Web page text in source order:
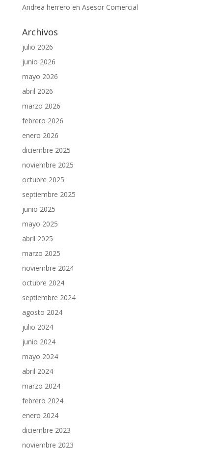
Andrea herrero en Asesor Comercial
Archivos
julio 2026
junio 2026
mayo 2026
abril 2026
marzo 2026
febrero 2026
enero 2026
diciembre 2025
noviembre 2025
octubre 2025
septiembre 2025
junio 2025
mayo 2025
abril 2025
marzo 2025
noviembre 2024
octubre 2024
septiembre 2024
agosto 2024
julio 2024
junio 2024
mayo 2024
abril 2024
marzo 2024
febrero 2024
enero 2024
diciembre 2023
noviembre 2023